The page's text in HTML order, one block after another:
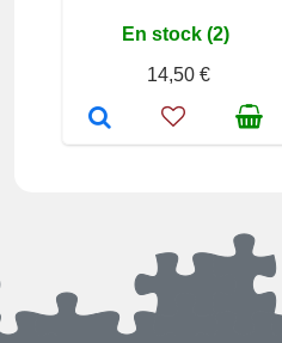
En stock (2)
14,50 €